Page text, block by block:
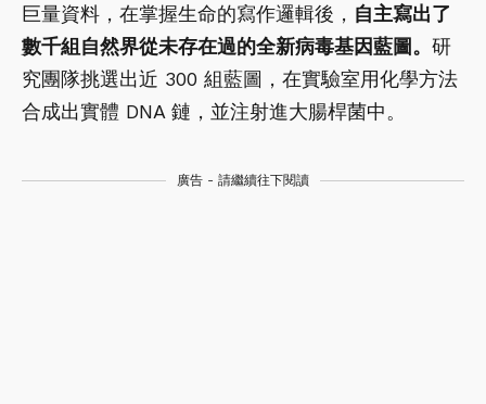
巨量資料，在掌握生命的寫作邏輯後， 自主寫出了
數千組自然界從未存在過的全新病毒基因藍圖。 研
究團隊挑選出近 300 組藍圖，在實驗室用化學方法
合成出實體 DNA 鏈，並注射進大腸桿菌中。
廣告 - 請繼續往下閱讀